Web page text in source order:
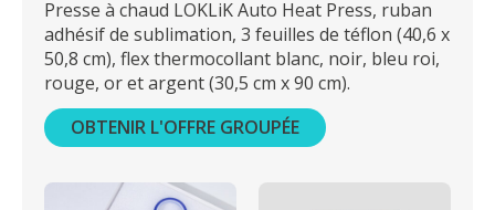
Presse à chaud LOKLiK Auto Heat Press, ruban
adhésif de sublimation, 3 feuilles de téflon (40,6 x
50,8 cm), flex thermocollant blanc, noir, bleu roi,
rouge, or et argent (30,5 cm x 90 cm).
OBTENIR L'OFFRE GROUPÉE